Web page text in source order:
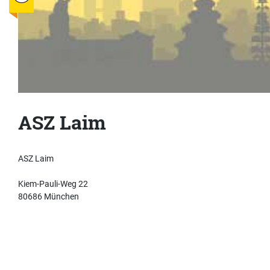
ASZ Laim
ASZ Laim
Kiem-Pauli-Weg 22
80686 München